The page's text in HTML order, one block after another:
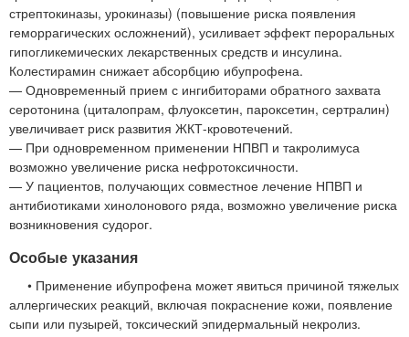
стрептокиназы, урокиназы) (повышение риска появления
геморрагических осложнений), усиливает эффект пероральных
гипогликемических лекарственных средств и инсулина.
Колестирамин снижает абсорбцию ибупрофена.
— Одновременный прием с ингибиторами обратного захвата
серотонина (циталопрам, флуоксетин, пароксетин, сертралин)
увеличивает риск развития ЖКТ-кровотечений.
— При одновременном применении НПВП и такролимуса
возможно увеличение риска нефротоксичности.
— У пациентов, получающих совместное лечение НПВП и
антибиотиками хинолонового ряда, возможно увеличение риска
возникновения судорог.
Особые указания
• Применение ибупрофена может явиться причиной тяжелых
аллергических реакций, включая покраснение кожи, появление
сыпи или пузырей, токсический эпидермальный некролиз.